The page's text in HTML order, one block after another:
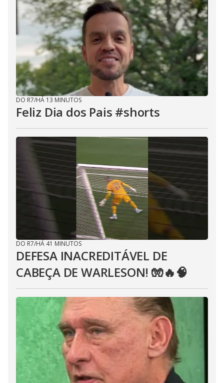
DO R7/HÁ 13 MINUTOS
Feliz Dia dos Pais #shorts
DO R7/HÁ 41 MINUTOS
DEFESA INACREDITÁVEL DE
CABEÇA DE WARLESON! 🧤🔥🧠